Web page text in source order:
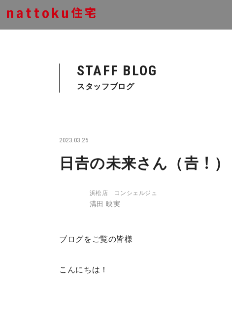
STAFF BLOG
スタッフブログ
2023.03.25
日𠮷の未来さん（𠮷！）
浜松店 コンシェルジュ
溝田 映実
ブログをご覧の皆様
こんにちは！